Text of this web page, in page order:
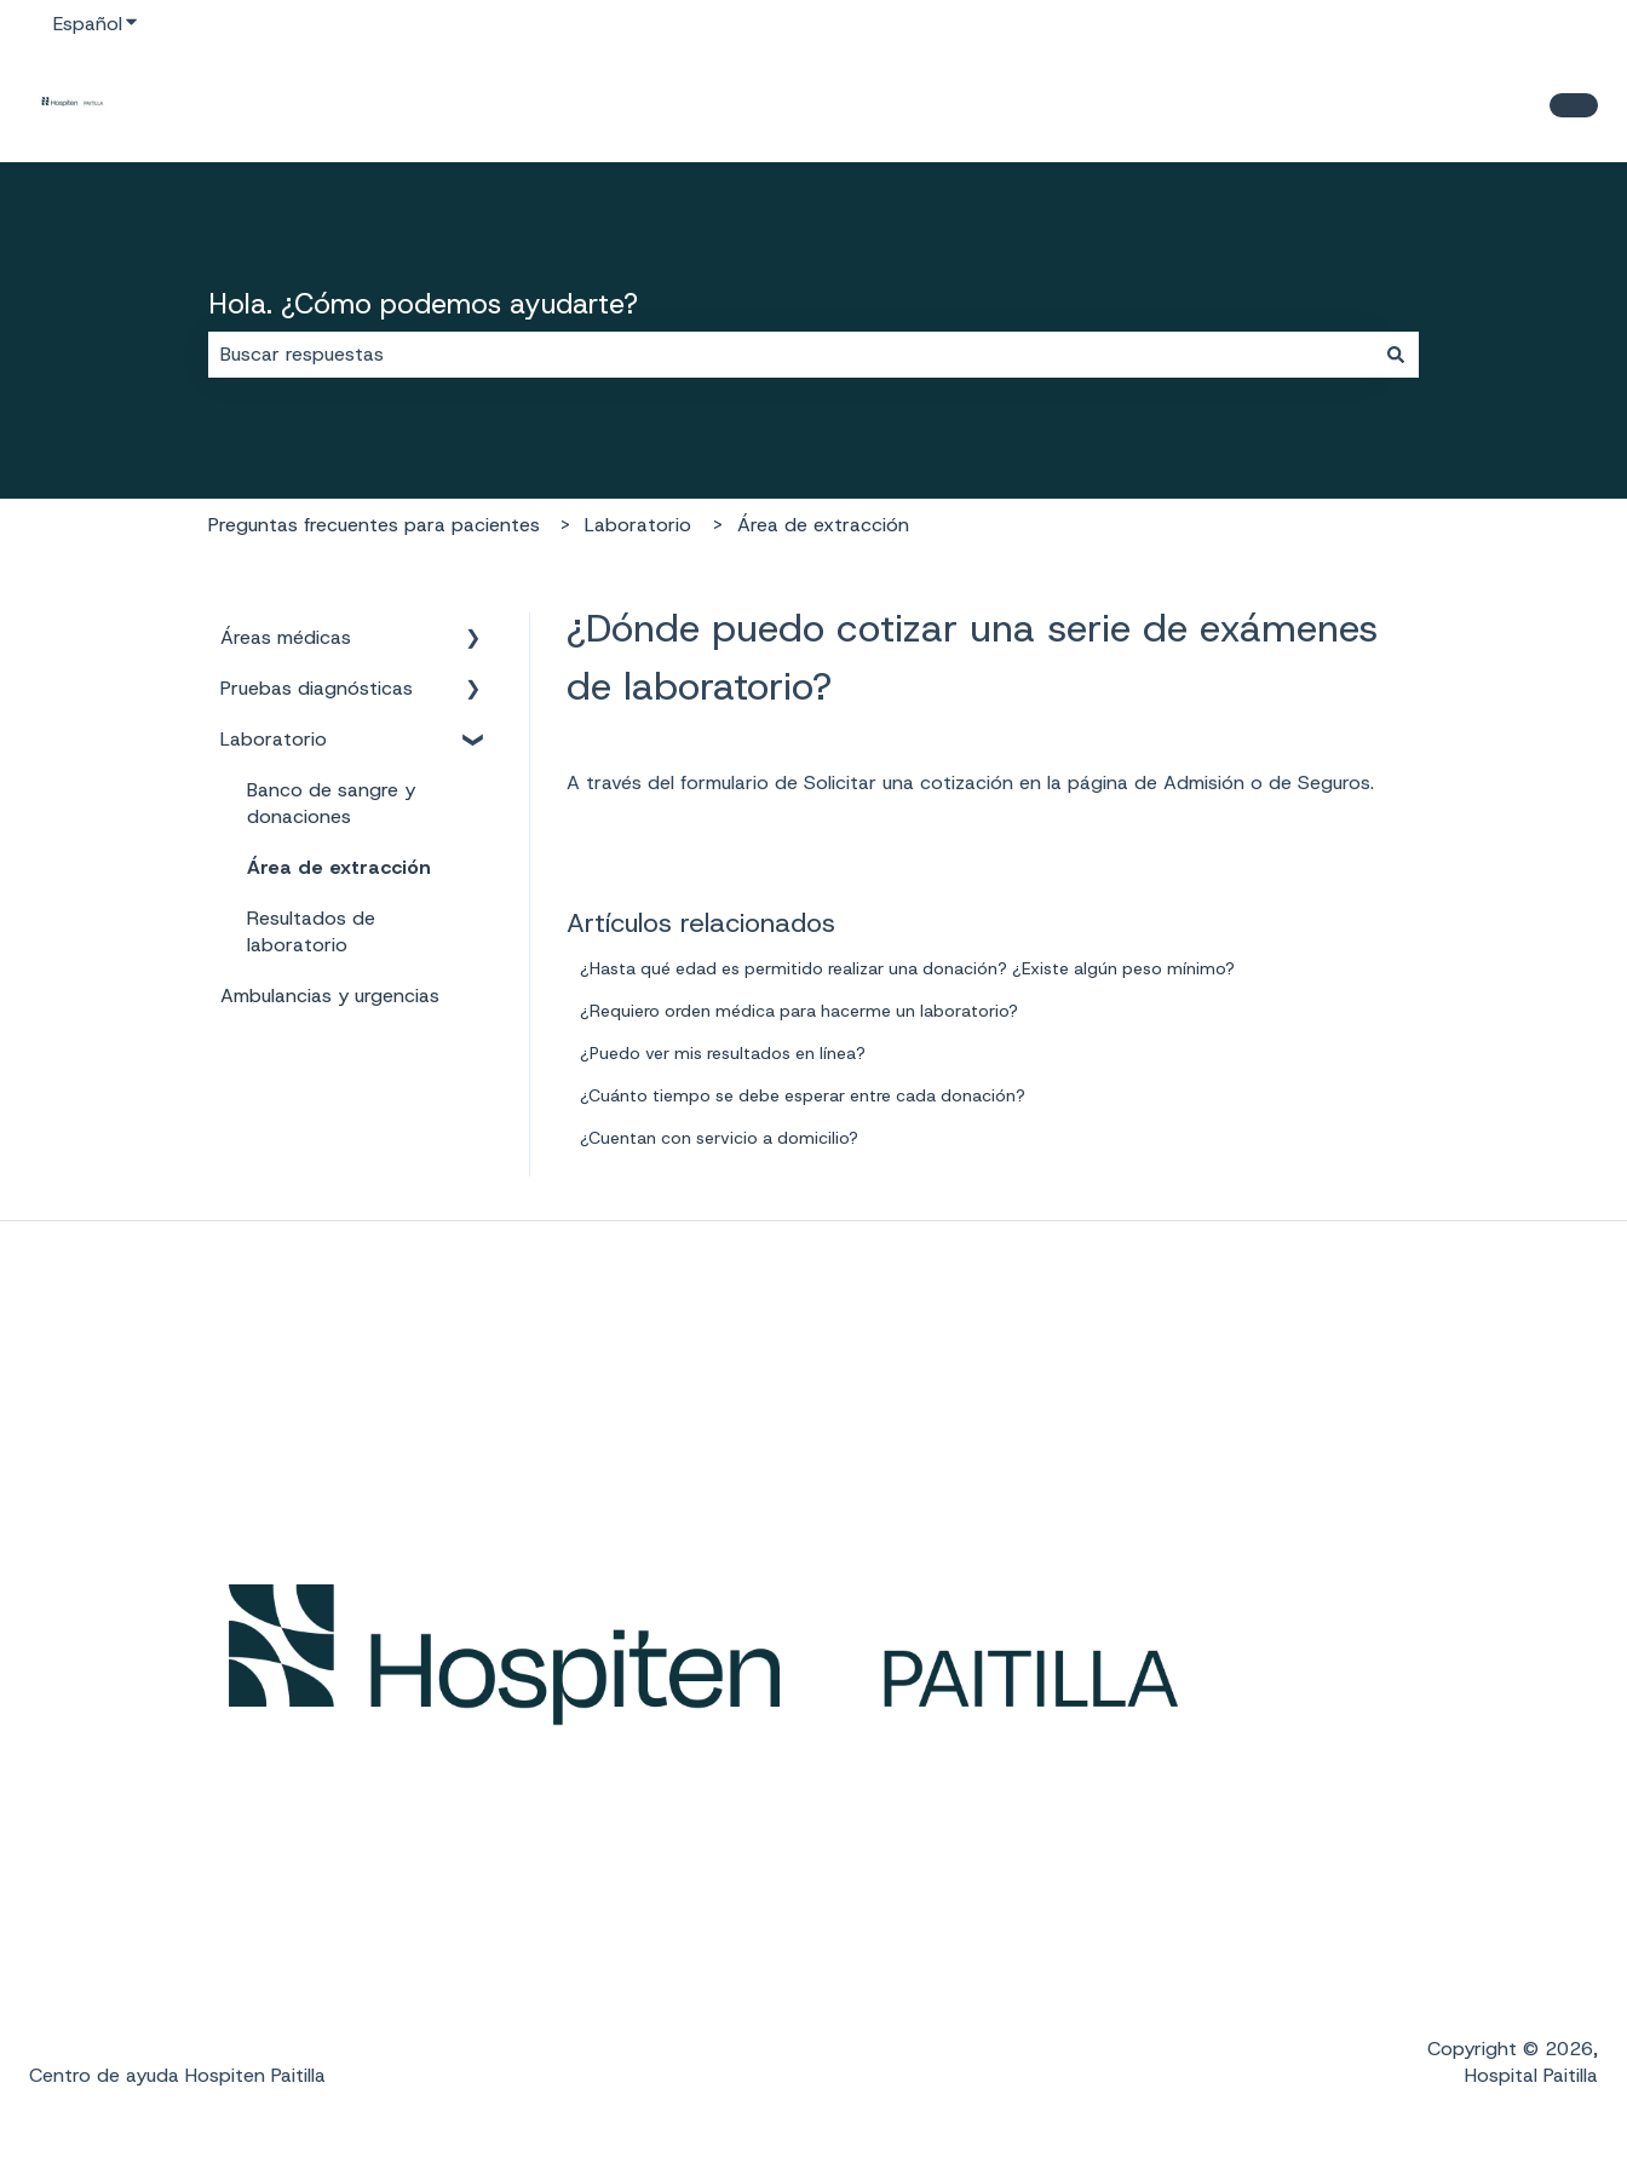
EspañolTraducciones de Mostrar submenú de
Hola. ¿Cómo podemos ayudarte?
Preguntas frecuentes para pacientes Laboratorio Área de extracción
¿Dónde puedo cotizar una serie de exámenes
de laboratorio?
A través del formulario de Solicitar una cotización en la página de Admisión o de Seguros.
Artículos relacionados
¿Hasta qué edad es permitido realizar una donación? ¿Existe algún peso mínimo?
¿Requiero orden médica para hacerme un laboratorio?
¿Puedo ver mis resultados en línea?
¿Cuánto tiempo se debe esperar entre cada donación?
¿Cuentan con servicio a domicilio?
Áreas médicas
Fisioterapia
Pruebas diagnósticas
Endoscopía
Laboratorio
Banco de sangre y
donaciones
Área de extracción
Resultados de
laboratorio
Ambulancias y urgencias
Centro de ayuda Hospiten Paitilla
Copyright © 2026,
Hospital Paitilla